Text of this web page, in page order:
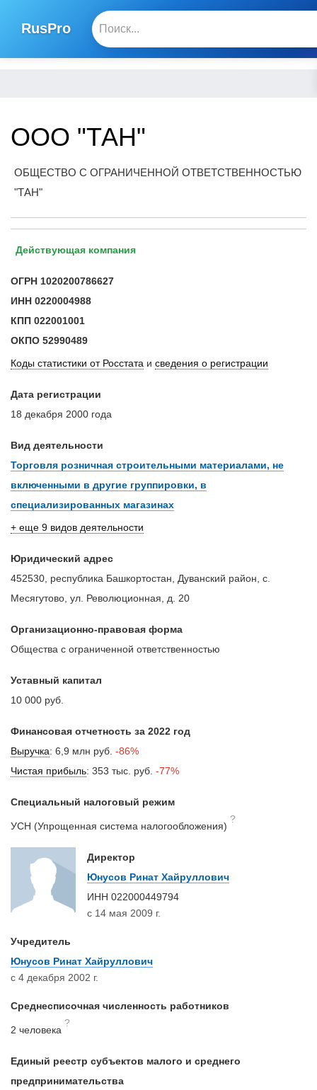
RusPro
ООО "ТАН"
ОБЩЕСТВО С ОГРАНИЧЕННОЙ ОТВЕТСТВЕННОСТЬЮ
"ТАН"
Действующая компания
ОГРН 1020200786627
ИНН 0220004988
КПП 022001001
ОКПО 52990489
Коды статистики от Росстата и сведения о регистрации
Дата регистрации
18 декабря 2000 года
Вид деятельности
Торговля розничная строительными материалами, не
включенными в другие группировки, в
специализированных магазинах
+ еще 9 видов деятельности
Юридический адрес
452530, республика Башкортостан, Дуванский район, с.
Месягутово, ул. Революционная, д. 20
Организационно-правовая форма
Общества с ограниченной ответственностью
Уставный капитал
10 000 руб.
Финансовая отчетность за 2022 год
Выручка: 6,9 млн руб. -86%
Чистая прибыль: 353 тыс. руб. -77%
Специальный налоговый режим
УСН (Упрощенная система налогообложения)
?
Директор
Юнусов Ринат Хайруллович
ИНН 022000449794
с 14 мая 2009 г.
Учредитель
Юнусов Ринат Хайруллович
с 4 декабря 2002 г.
Среднесписочная численность работников
2 человека
?
Единый реестр субъектов малого и среднего
предпринимательства